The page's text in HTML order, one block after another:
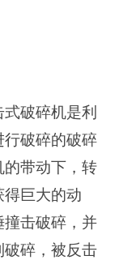
破碎机是利
行破碎的破碎
带动下，转
巨大的动
击破碎，并
破碎，被反击